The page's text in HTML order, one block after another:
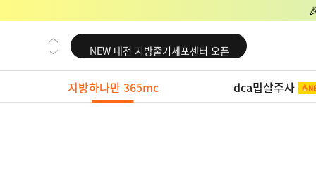
NEW 교대 지방줄기세포센터 오픈
NEW 대전 지방줄기세포센터 오픈
NEW 노원 지방줄기세포센터 오픈
NEW 미국 LA점 오픈
지방하나만 365mc dca밉살주사